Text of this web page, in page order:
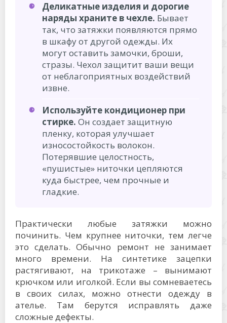
Деликатные изделия и дорогие
наряды храните в чехле. Бывает
так, что затяжки появляются прямо
в шкафу от другой одежды. Их
могут оставить замочки, броши,
стразы. Чехол защитит ваши вещи
от неблагоприятных воздействий
извне.
Используйте кондиционер при
стирке. Он создает защитную
пленку, которая улучшает
износостойкость волокон.
Потерявшие целостность,
«пушистые» ниточки цепляются
куда быстрее, чем прочные и
гладкие.
Практически любые затяжки можно
починить. Чем крупнее ниточки, тем легче
это сделать. Обычно ремонт не занимает
много времени. На синтетике зацепки
растягивают, на трикотаже – вынимают
крючком или иголкой. Если вы сомневаетесь
в своих силах, можно отнести одежду в
ателье. Там берутся исправлять даже
сложные дефекты.